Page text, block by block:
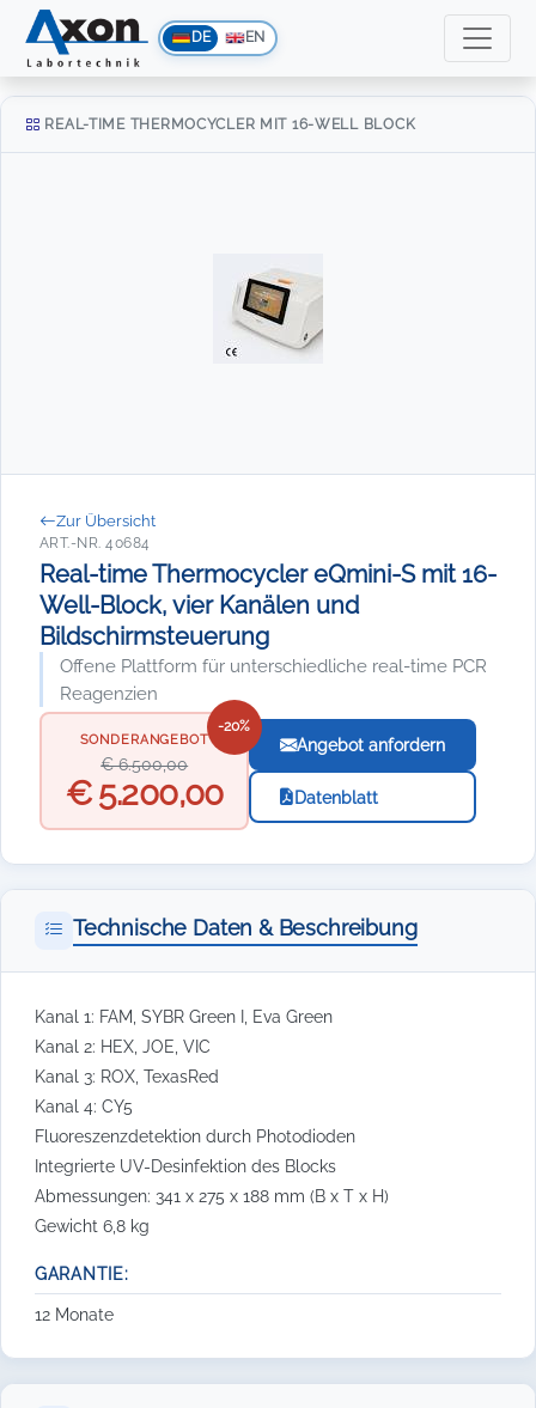
DE EN
REAL-TIME THERMOCYCLER MIT 16-WELL BLOCK
Zur Übersicht
ART.-NR. 40684
Real-time Thermocycler eQmini-S mit 16-
Well-Block, vier Kanälen und
Bildschirmsteuerung
Offene Plattform für unterschiedliche real-time PCR
Reagenzien
-20%
SONDERANGEBOT
€ 6.500,00
€ 5.200,00
Angebot anfordern
Datenblatt
Technische Daten & Beschreibung
Kanal 1: FAM, SYBR Green I, Eva Green
Kanal 2: HEX, JOE, VIC
Kanal 3: ROX, TexasRed
Kanal 4: CY5
Fluoreszenzdetektion durch Photodioden
Integrierte UV-Desinfektion des Blocks
Abmessungen: 341 x 275 x 188 mm (B x T x H)
Gewicht 6,8 kg
GARANTIE:
12 Monate